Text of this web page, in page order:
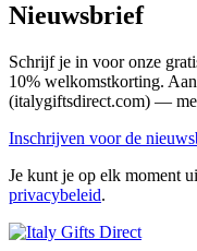
Nieuwsbrief
Schrijf je in voor onze
10% welkomstkorting.
(italygiftsdirect.com) —
Inschrijven voor de
Je kunt je op elk moment
privacybeleid.